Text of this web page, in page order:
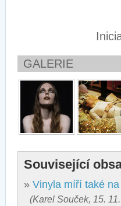
GALERIE
Související
» Vinyla míří také
(Karel Souček, 15.